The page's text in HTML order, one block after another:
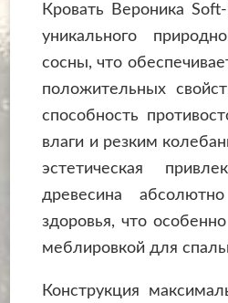
Кровать Вероника
уникального
сосны, что
положительных
способность
влаги и резким
эстетическая
древесина
здоровья, что
меблировкой для
Конструкция